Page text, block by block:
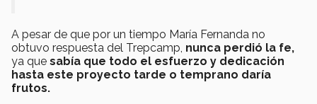
A pesar de que por un tiempo María Fernanda no
obtuvo respuesta del Trepcamp, nunca perdió la fe,
ya que sabía que todo el esfuerzo y dedicación
hasta este proyecto tarde o temprano daría
frutos.